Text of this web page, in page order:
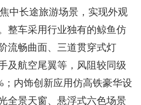
中长途旅游场景，实现外观
整车采用行业独有的鲸鱼仿
流畅曲面、三道贯穿式灯
及航空尾翼等，风阻较同级
；内饰创新应用仿高铁豪华设
全景天窗、悬浮式六色场景